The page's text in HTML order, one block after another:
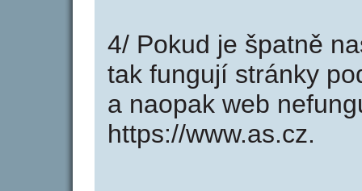
4/ Pokud je špatně
tak fungují stránky
a naopak web
https://www.as.cz.